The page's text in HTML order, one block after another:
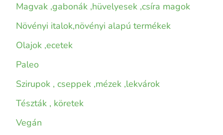
Magvak ,gabonák ,hüvelyesek ,csíra magok
Növényi italok,növényi alapú termékek
Olajok ,ecetek
Paleo
Szirupok , cseppek ,mézek ,lekvárok
Tészták , köretek
Vegán